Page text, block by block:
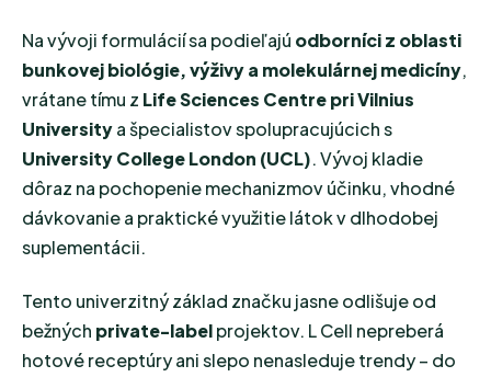
Na vývoji formulácií sa podieľajú odborníci z oblasti
bunkovej biológie, výživy a molekulárnej medicíny,
vrátane tímu z Life Sciences Centre pri Vilnius
Universitya špecialistov spolupracujúcich s
University College London (UCL). Vývoj kladie
dôraz na pochopenie mechanizmov účinku, vhodné
dávkovanie a praktické využitie látok v dlhodobej
suplementácii.
Tento univerzitný základ značku jasne odlišuje od
bežných private-labelprojektov. L Cell nepreberá
hotové receptúry ani slepo nenasleduje trendy – do